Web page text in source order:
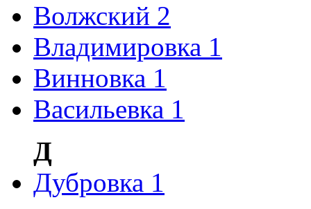
Волжский 2
Владимировка 1
Винновка 1
Васильевка 1
Д
Дубровка 1